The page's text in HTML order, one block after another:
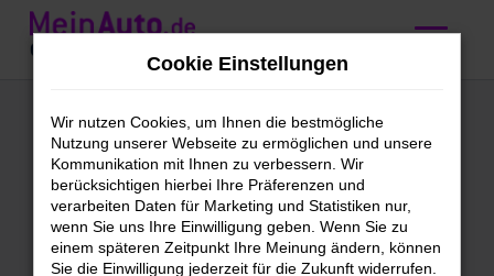
Zum
Hauptinhalt
Ford
Gebrauchtwagen
kaufen mit
Lieferservice nach
Cookie Einstellungen
Wir nutzen Cookies, um Ihnen die bestmögliche
Nutzung unserer Webseite zu ermöglichen und unsere
Kommunikation mit Ihnen zu verbessern. Wir
berücksichtigen hierbei Ihre Präferenzen und
verarbeiten Daten für Marketing und Statistiken nur,
wenn Sie uns Ihre Einwilligung geben. Wenn Sie zu
einem späteren Zeitpunkt Ihre Meinung ändern, können
Sie die Einwilligung jederzeit für die Zukunft widerrufen.